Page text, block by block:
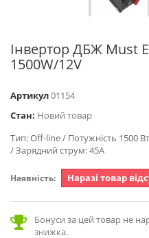
Інвертор ДБЖ Must
1500W/12V
Артикул01154
Стан: Новий товар
Тип: Off-line / Потужність 1500
/ Зарядний струм: 45А
Наявність: Наразі товар
Бонуси за цей товар не
знижка.